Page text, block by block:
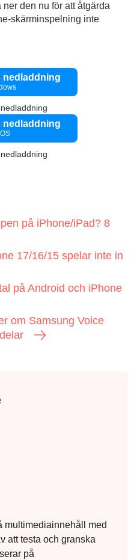
den nu för att åtgärda
skärminspelning inte
nedladdning
nedladdning
på iPhone/iPad? 8
17/16/15 spelar inte in
på Android och iPhone
om Samsung Voice
multimediainnehåll med
att testa och granska
på